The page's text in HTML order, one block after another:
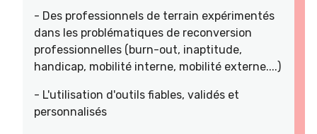
- Des professionnels de terrain expérimentés
dans les problématiques de reconversion
professionnelles (burn-out, inaptitude,
handicap, mobilité interne, mobilité externe....)
- L'utilisation d'outils fiables, validés et
personnalisés